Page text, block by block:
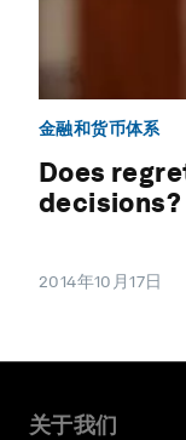
金融和货币体系
Does
decisions?
2014年10月17日
关于我们